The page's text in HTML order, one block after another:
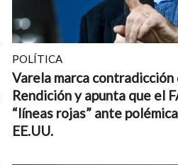
POLÍTICA
Varela marca
Rendición y apunta que el
“líneas rojas” ante
EE.UU.